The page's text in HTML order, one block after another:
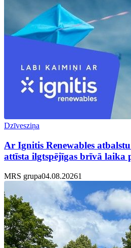
Dzīvesziņa
Ar Ignitis Renewables
attīsta ilgtspējīgas brīvā laika
MRS grupa04.08.20261